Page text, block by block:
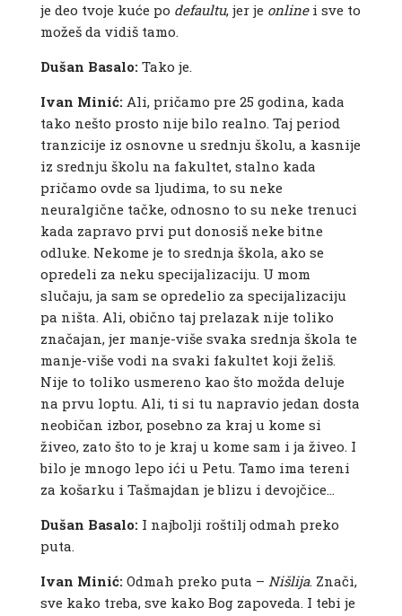
je deo tvoje kuće po defaultu, jer je onlinei sve to
možeš da vidiš tamo.
Dušan Basalo:Tako je.
Ivan Minić:Ali, pričamo pre 25 godina, kada
tako nešto prosto nije bilo realno. Taj period
tranzicije iz osnovne u srednju školu, a kasnije
iz srednju školu na fakultet, stalno kada
pričamo ovde sa ljudima, to su neke
neuralgične tačke, odnosno to su neke trenuci
kada zapravo prvi put donosiš neke bitne
odluke. Nekome je to srednja škola, ako se
opredeli za neku specijalizaciju. U mom
slučaju, ja sam se opredelio za specijalizaciju
pa ništa. Ali, obično taj prelazak nije toliko
značajan, jer manje-više svaka srednja škola te
manje-više vodi na svaki fakultet koji želiš.
Nije to toliko usmereno kao što možda deluje
na prvu loptu. Ali, ti si tu napravio jedan dosta
neobičan izbor, posebno za kraj u kome si
živeo, zato što to je kraj u kome sam i ja živeo. I
bilo je mnogo lepo ići u Petu. Tamo ima tereni
za košarku i Tašmajdan je blizu i devojčice…
Dušan Basalo:I najbolji roštilj odmah preko
puta.
Ivan Minić:Odmah preko puta – Nišlija. Znači,
sve kako treba, sve kako Bog zapoveda. I tebi je